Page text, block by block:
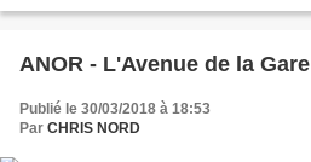
ANOR - L'Avenue de la Gare
Publié le 30/03/2018 à 18:53
Par CHRIS NORD